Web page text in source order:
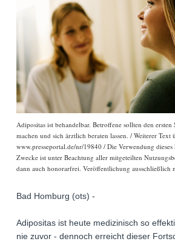
Adipositas ist behandelbar. Betroffene sollten den
machen und sich ärztlich beraten lassen. / Weiterer Text
www.presseportal.de/nr/19840 / Die Verwendung
Zwecke ist unter Beachtung aller mitgeteilten
dann auch honorarfrei. Veröffentlichung ausschließlich
Bad Homburg (ots) -
Adipositas ist heute medizinisch so
nie zuvor - dennoch erreicht dieser